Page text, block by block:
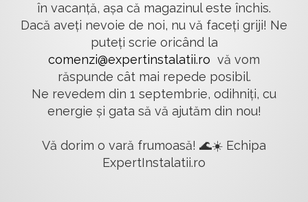
în vacanță, așa că magazinul este închis.
Dacă aveți nevoie de noi, nu vă faceți griji! Ne
puteți scrie oricând la
comenzi@expertinstalatii.ro vă vom
răspunde cât mai repede posibil.
Ne revedem din 1 septembrie, odihniți, cu
energie și gata să vă ajutăm din nou!
Vă dorim o vară frumoasă! 🌊☀️ Echipa
ExpertInstalatii.ro